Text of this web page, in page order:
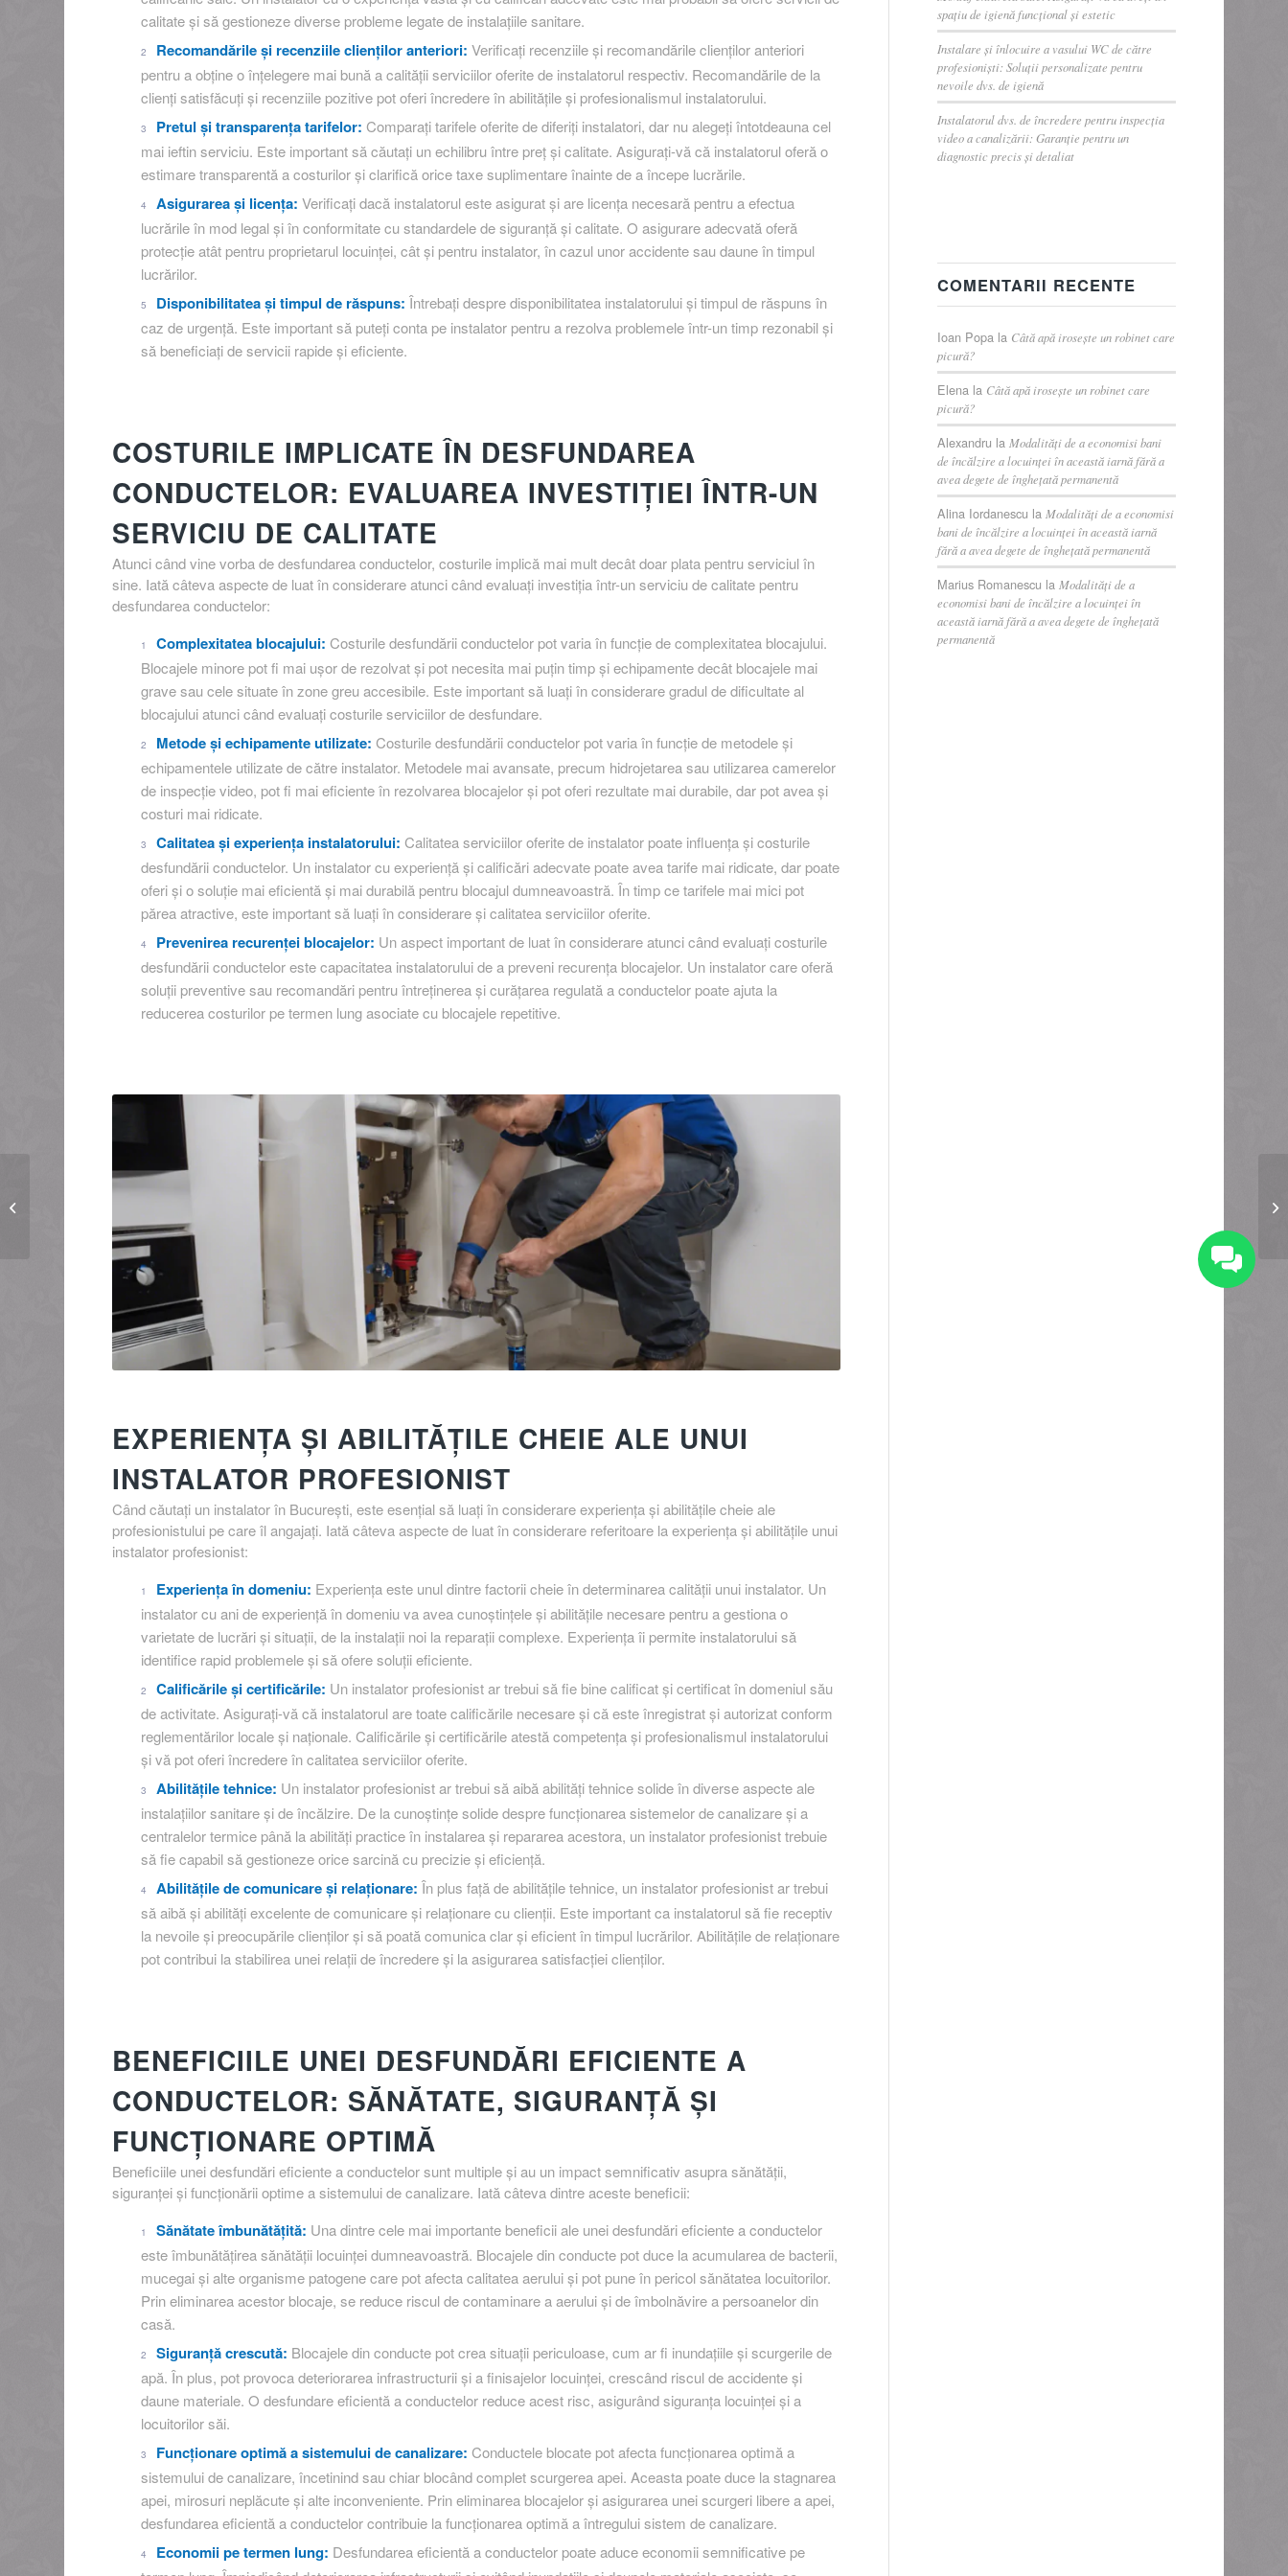
calitate și să gestioneze diverse probleme legate de instalațiile sanitare.
Recomandările și recenziile clienților anteriori: Verificați recenziile și recomandările clienților anteriori
pentru a obține o înțelegere mai bună a calității serviciilor oferite de instalatorul respectiv. Recomandările de la
clienți satisfăcuți și recenziile pozitive pot oferi încredere în abilitățile și profesionalismul instalatorului.
Pretul și transparența tarifelor: Comparați tarifele oferite de diferiți instalatori, dar nu alegeți întotdeauna cel
mai ieftin serviciu. Este important să căutați un echilibru între preț și calitate. Asigurați-vă că instalatorul oferă o
estimare transparentă a costurilor și clarifică orice taxe suplimentare înainte de a începe lucrările.
Asigurarea și licența: Verificați dacă instalatorul este asigurat și are licența necesară pentru a efectua
lucrările în mod legal și în conformitate cu standardele de siguranță și calitate. O asigurare adecvată oferă
protecție atât pentru proprietarul locuinței, cât și pentru instalator, în cazul unor accidente sau daune în timpul
lucrărilor.
Disponibilitatea și timpul de răspuns: Întrebați despre disponibilitatea instalatorului și timpul de răspuns în
caz de urgență. Este important să puteți conta pe instalator pentru a rezolva problemele într-un timp rezonabil și
să beneficiați de servicii rapide și eficiente.
COSTURILE IMPLICATE ÎN DESFUNDAREA
CONDUCTELOR: EVALUAREA INVESTIȚIEI ÎNTR-UN
SERVICIU DE CALITATE
Atunci când vine vorba de desfundarea conductelor, costurile implică mai mult decât doar plata pentru serviciul în
sine. Iată câteva aspecte de luat în considerare atunci când evaluați investiția într-un serviciu de calitate pentru
desfundarea conductelor:
Complexitatea blocajului: Costurile desfundării conductelor pot varia în funcție de complexitatea blocajului.
Blocajele minore pot fi mai ușor de rezolvat și pot necesita mai puțin timp și echipamente decât blocajele mai
grave sau cele situate în zone greu accesibile. Este important să luați în considerare gradul de dificultate al
blocajului atunci când evaluați costurile serviciilor de desfundare.
Metode și echipamente utilizate: Costurile desfundării conductelor pot varia în funcție de metodele și
echipamentele utilizate de către instalator. Metodele mai avansate, precum hidrojetarea sau utilizarea camerelor
de inspecție video, pot fi mai eficiente în rezolvarea blocajelor și pot oferi rezultate mai durabile, dar pot avea și
costuri mai ridicate.
Calitatea și experiența instalatorului: Calitatea serviciilor oferite de instalator poate influența și costurile
desfundării conductelor. Un instalator cu experiență și calificări adecvate poate avea tarife mai ridicate, dar poate
oferi și o soluție mai eficientă și mai durabilă pentru blocajul dumneavoastră. În timp ce tarifele mai mici pot
părea atractive, este important să luați în considerare și calitatea serviciilor oferite.
Prevenirea recurenței blocajelor: Un aspect important de luat în considerare atunci când evaluați costurile
desfundării conductelor este capacitatea instalatorului de a preveni recurența blocajelor. Un instalator care oferă
soluții preventive sau recomandări pentru întreținerea și curățarea regulată a conductelor poate ajuta la
reducerea costurilor pe termen lung asociate cu blocajele repetitive.
EXPERIENȚA ȘI ABILITĂȚILE CHEIE ALE UNUI
INSTALATOR PROFESIONIST
Când căutați un instalator în București, este esențial să luați în considerare experiența și abilitățile cheie ale
profesionistului pe care îl angajați. Iată câteva aspecte de luat în considerare referitoare la experiența și abilitățile unui
instalator profesionist:
Experiența în domeniu: Experiența este unul dintre factorii cheie în determinarea calității unui instalator. Un
instalator cu ani de experiență în domeniu va avea cunoștințele și abilitățile necesare pentru a gestiona o
varietate de lucrări și situații, de la instalații noi la reparații complexe. Experiența îi permite instalatorului să
identifice rapid problemele și să ofere soluții eficiente.
Calificările și certificările: Un instalator profesionist ar trebui să fie bine calificat și certificat în domeniul său
de activitate. Asigurați-vă că instalatorul are toate calificările necesare și că este înregistrat și autorizat conform
reglementărilor locale și naționale. Calificările și certificările atestă competența și profesionalismul instalatorului
și vă pot oferi încredere în calitatea serviciilor oferite.
Abilitățile tehnice: Un instalator profesionist ar trebui să aibă abilități tehnice solide în diverse aspecte ale
instalațiilor sanitare și de încălzire. De la cunoștințe solide despre funcționarea sistemelor de canalizare și a
centralelor termice până la abilități practice în instalarea și repararea acestora, un instalator profesionist trebuie
să fie capabil să gestioneze orice sarcină cu precizie și eficiență.
Abilitățile de comunicare și relaționare: În plus față de abilitățile tehnice, un instalator profesionist ar trebui
să aibă și abilități excelente de comunicare și relaționare cu clienții. Este important ca instalatorul să fie receptiv
la nevoile și preocupările clienților și să poată comunica clar și eficient în timpul lucrărilor. Abilitățile de relaționare
pot contribui la stabilirea unei relații de încredere și la asigurarea satisfacției clienților.
BENEFICIILE UNEI DESFUNDĂRI EFICIENTE A
CONDUCTELOR: SĂNĂTATE, SIGURANȚĂ ȘI
FUNCȚIONARE OPTIMĂ
Beneficiile unei desfundări eficiente a conductelor sunt multiple și au un impact semnificativ asupra sănătății,
siguranței și funcționării optime a sistemului de canalizare. Iată câteva dintre aceste beneficii:
Sănătate îmbunătățită: Una dintre cele mai importante beneficii ale unei desfundări eficiente a conductelor
este îmbunătățirea sănătății locuinței dumneavoastră. Blocajele din conducte pot duce la acumularea de bacterii,
mucegai și alte organisme patogene care pot afecta calitatea aerului și pot pune în pericol sănătatea locuitorilor.
Prin eliminarea acestor blocaje, se reduce riscul de contaminare a aerului și de îmbolnăvire a persoanelor din
casă.
Siguranță crescută: Blocajele din conducte pot crea situații periculoase, cum ar fi inundațiile și scurgerile de
apă. În plus, pot provoca deteriorarea infrastructurii și a finisajelor locuinței, crescând riscul de accidente și
daune materiale. O desfundare eficientă a conductelor reduce acest risc, asigurând siguranța locuinței și a
locuitorilor săi.
Funcționare optimă a sistemului de canalizare: Conductele blocate pot afecta funcționarea optimă a
sistemului de canalizare, încetinind sau chiar blocând complet scurgerea apei. Aceasta poate duce la stagnarea
apei, mirosuri neplăcute și alte inconveniente. Prin eliminarea blocajelor și asigurarea unei scurgeri libere a apei,
desfundarea eficientă a conductelor contribuie la funcționarea optimă a întregului sistem de canalizare.
Economii pe termen lung: Desfundarea eficientă a conductelor poate aduce economii semnificative pe
spațiu de igienă funcțional și estetic
Instalare și înlocuire a vasului WC de către
profesioniști: Soluții personalizate pentru
nevoile dvs. de igienă
Instalatorul dvs. de încredere pentru inspecția
video a canalizării: Garanție pentru un
diagnostic precis și detaliat
COMENTARII RECENTE
Ioan Popa la Câtă apă irosește un robinet care
picură?
Elena la Câtă apă irosește un robinet care
picură?
Alexandru laModalități de a economisi bani
de încălzire a locuinței în această iarnă fără a
avea degete de înghețată permanentă
Alina Iordanescu laModalități de a economisi
bani de încălzire a locuinței în această iarnă
fără a avea degete de înghețată permanentă
Marius Romanescu laModalități de a
economisi bani de încălzire a locuinței în
această iarnă fără a avea degete de înghețată
permanentă
Curățarea canalizării cu